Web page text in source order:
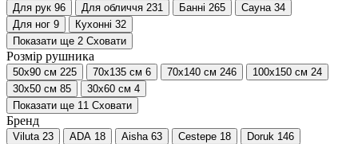
Для рук 96 Для обличчя 231 Банні 265 Сауна 34
Для ног 9 Кухонні 32
Показати ще 2 Сховати
Розмір рушника
50х90 см 225 70х135 см 6 70х140 см 246 100х150 см 24
30х50 см 85 30х60 см 4
Показати ще 11 Сховати
Бренд
Viluta 23 ADA 18 Aisha 63 Cestepe 18 Doruk 146